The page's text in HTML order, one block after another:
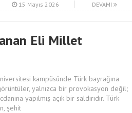
15 Mayıs 2026 DEVAMI
Eli Millet
kampüsünde Türk bayrağına
yalnızca bir provokasyon değil;
yapılmış açık bir saldırıdır. Türk
şehit